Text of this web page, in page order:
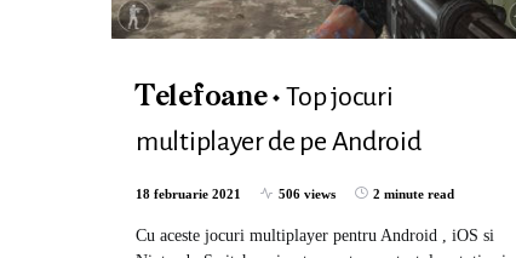
Telefoane
Top jocuri
multiplayer de pe Android
18 februarie 2021 506 views 2 minute read
Cu aceste jocuri multiplayer pentru Android , iOS si